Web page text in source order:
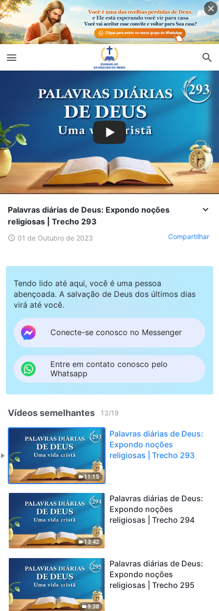
Palavras diárias de Deus: Expondo noções
religiosas | Trecho 293
01 de Outubro de 2023 Compartilhar
Tendo lido até aqui, você é uma pessoa
abençoada. A salvação de Deus dos últimos dias
virá até você.
Conecte-se conosco no Messenger
Entre em contato conosco pelo
Whatsapp
Vídeos semelhantes 13/19
11:15
Palavras diárias de Deus:
Expondo noções
religiosas | Trecho 293
13:42
Palavras diárias de Deus:
Expondo noções
religiosas | Trecho 294
9:38
Palavras diárias de Deus:
Expondo noções
religiosas | Trecho 295